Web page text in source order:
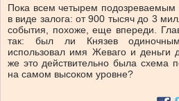
Пока всем четырем
в виде залога: от 900 тысяч до 3
события, похоже, еще впереди.
так: был ли Князев
использовал имя Жеваго и деньги
же это действительно была схема
на самом высоком уровне?